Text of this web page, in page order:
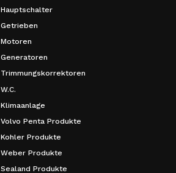
Hauptschalter
Getrieben
Motoren
Generatoren
Trimmungskorrektoren
W.C.
Klimaanlage
Volvo Penta Produkte
Kohler Produkte
Weber Produkte
Sealand Produkte